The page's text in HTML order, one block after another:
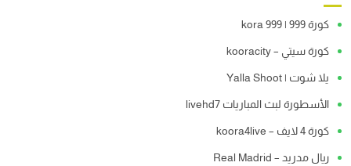
كورة 999 | kora 999
كورة سيتي – kooracity
يلا شوت | Yalla Shoot
الأسطورة لبث المباريات livehd7
كورة 4 لايف – koora4live
ريال مدريد – Real Madrid